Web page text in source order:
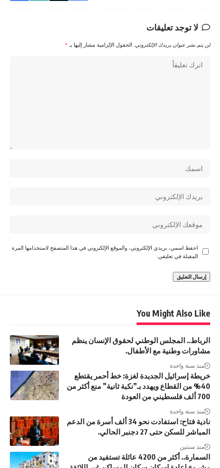
لا توجد تعليقات
لن يتم نشر عنوان بريدك الإلكتروني. الحقول الإلزامية مشار إليها بـ *
احفظ اسمي، بريدي الإلكتروني، والموقع الإلكتروني في هذا المتصفح لاستخدامها المرة
المقبلة في تعليقي.
You Might Also Like
الرباط.. المجلس الوطني لحقوق الإنسان ينظم
مشاورات وطنية مع الأطفال.
منذ سنة واحدة
خريطة إسرائيل الجديدة لغزة: خط أحمر يقتطع
40% من القطاع ويهدد بـ”نكبة ثانية” منع أكثر من
700 ألف فلسطيني من العودة
منذ سنة واحدة
نادية فتاح: استفادت نحو 34 ألف أسرة من الدعم
المباشر للسكن حتى 27 دجنبر الحالي.
منذ سنتين
السمارة.. أكثر من 4200 عائلة تستفيد من